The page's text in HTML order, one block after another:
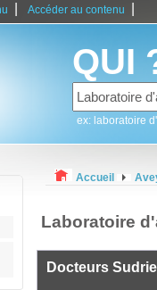
Accéder au contenu
QUI
ex: laboratoire
Accueil
Laboratoire
Docteurs